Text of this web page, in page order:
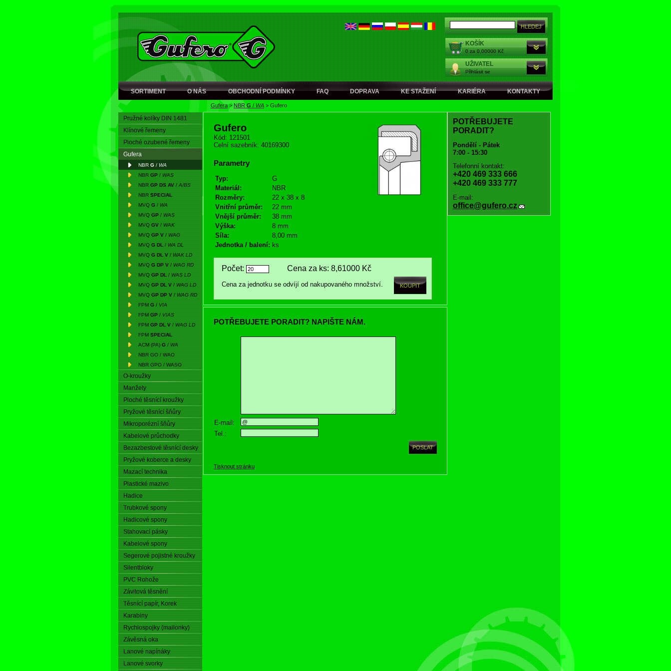
KOŠÍK
0 za 0,00000 Kč
UŽIVATEL
Přihlásit se
SORTIMENT O NÁS OBCHODNÍ PODMÍNKY FAQ DOPRAVA KE STAŽENÍ KARIÉRA KONTAKTY
Gufera> NBRG / WA > Gufero
Pružné kolíky DIN 1481
Klínové řemeny
Ploché ozubené řemeny
Gufera
NBR G / WA
NBR GP / WAS
NBR GP DS AV / A/BS
NBR SPECIAL
MVQ G / WA
MVQ GP / WAS
MVQ GV / WAK
MVQ GP V / WAG
MVQ G DL / WA DL
MVQ G DL V / WAK LD
MVQ G DP V / WAG RD
MVQ GP DL / WAS LD
MVQ GP DL V / WAG LD
MVQ GP DP V / WAG RD
FPM G / VIA
FPM GP / VIAS
FPM GP DL V / WAG LD
FPM SPECIAL
ACM (PA) G / WA
NBR GO / WAO
NBR GPO / WASO
O-kroužky
Manžety
Ploché těsnící kroužky
Pryžové těsnící šňůry
Mikroporézní šňůry
Kabelové průchodky
Bezazbestové těsnící desky
Pryžové koberce a desky
Mazací technika
Plastické mazivo
Hadice
Trubkové spony
Hadicové spony
Stahovací pásky
Kabelové spony
Segerové pojistné kroužky
Silentbloky
PVC Rohože
Závitová těsnění
Těsnící papír, Korek
Karabiny
Rychlospojky (mailonky)
Závěsná oka
Lanové napínáky
Lanové svorky
Gufero
Kód: 121501
Celní sazebník: 40169300
Parametry
Typ:
G
Materiál:
NBR
Rozměry:
22 x 38 x 8
Vnitřní průměr:
22 mm
Vnější průměr:
38 mm
Výška:
8 mm
Síla:
8,00 mm
Jednotka / balení: ks
Počet: Cena za ks: 8,61000 Kč
Cena za jednotku se odvíjí od nakupovaného množství.
POTŘEBUJETE PORADIT? NAPIŠTE NÁM.
E-mail:
Tel.:
Tisknout stránku
POTŘEBUJETE
PORADIT?
Pondělí - Pátek
7:00 - 15:30
Telefonní kontakt:
+420 469 333 666
+420 469 333 777
E-mail:
office@gufero.cz